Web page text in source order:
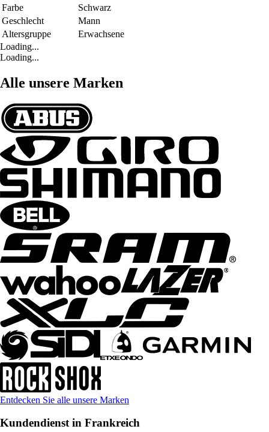
Farbe
Schwarz
Geschlecht
Mann
Altersgruppe
Erwachsene
Loading...
Loading...
Alle unsere Marken
Entdecken Sie alle unsere Marken
Kundendienst in Frankreich